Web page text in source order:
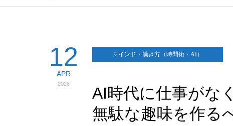
12
APR
2026
マインド・働き方（時間術・AI）
AI時代に仕事がな
無駄な趣味を作る